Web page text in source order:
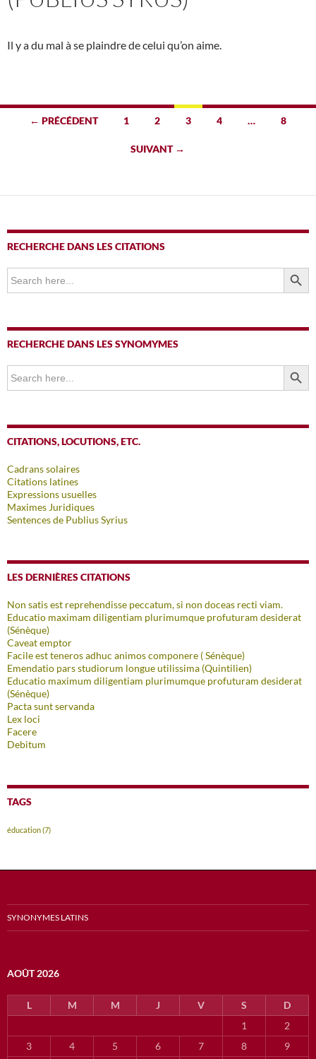
Il y a du mal à se plaindre de celui qu’on aime.
Navigation
← PRÉCÉDENT 1 2 3 4 … 8
SUIVANT →
RECHERCHE DANS LES CITATIONS
Search
for:
SEARCH
RECHERCHE DANS LES SYNOMYMES
Search
for:
SEARCH
CITATIONS, LOCUTIONS, ETC.
Cadrans solaires
Citations latines
Expressions usuelles
Maximes Juridiques
Sentences de Publius Syrius
LES DERNIÈRES CITATIONS
Non satis est reprehendisse peccatum, si non doceas recti viam.
Educatio maximam diligentiam plurimumque profuturam desiderat
(Sénèque)
Caveat emptor
Facile est teneros adhuc animos componere ( Sénèque)
Emendatio pars studiorum longue utilissima (Quintilien)
Educatio maximum diligentiam plurimumque profuturam desiderat
(Sénèque)
Pacta sunt servanda
Lex loci
Facere
Debitum
TAGS
éducation(7)
SYNONYMES LATINS
AOÛT 2026
L M M J V S
D
1
2
3
4 5 6 7 8 9